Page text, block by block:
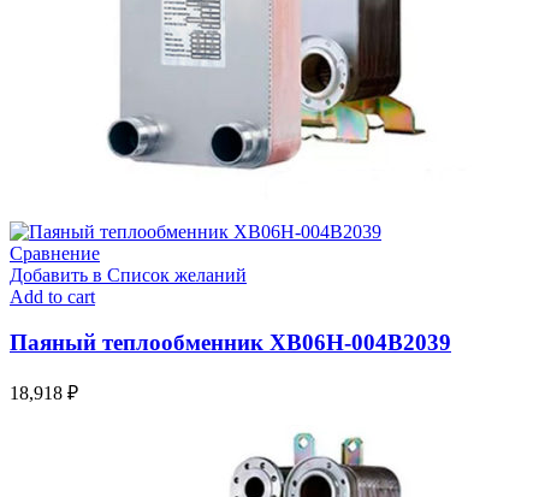
Сравнение
Добавить в Список желаний
Add to cart
Паяный теплообменник XB06H-004В2039
18,918 ₽